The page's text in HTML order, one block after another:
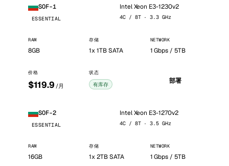
SOF-1
ESSENTIAL
Intel Xeon E3-1230v2
4C / 8T · 3.3 GHz
RAM
8GB
存储
1x 1TB SATA
NETWORK
1 Gbps / 5TB
价格
$119.9 /月
状态
有库存 部署
SOF-2
ESSENTIAL
Intel Xeon E3-1270v2
4C / 8T · 3.5 GHz
RAM
16GB
存储
1x 2TB SATA
NETWORK
1 Gbps / 5TB